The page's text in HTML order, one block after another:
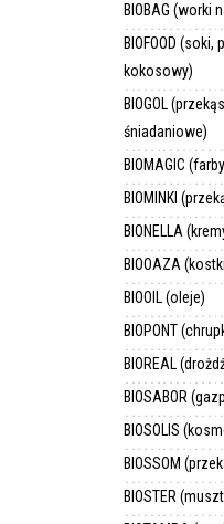
BIOBAG (worki
BIOFOOD
kokosowy)
BIOGOL
śniadaniowe)
BIOMAGIC
BIOMINKI
BIONELLA
BIOOAZA
BIOOIL (oleje)
BIOPONT
BIOREAL
BIOSABOR
BIOSOLIS
BIOSSOM
BIOSTER